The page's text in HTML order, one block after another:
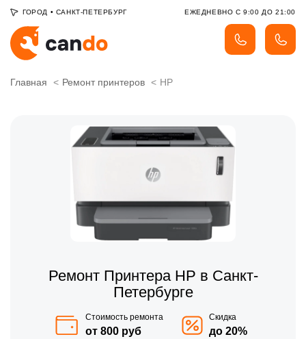
ГОРОД • САНКТ-ПЕТЕРБУРГ ЕЖЕДНЕВНО С 9:00 ДО 21:00
Главная Ремонт принтеров HP
Ремонт Принтера HP в Санкт-
Петербурге
Стоимость ремонта
от 800 руб
Скидка
до 20%